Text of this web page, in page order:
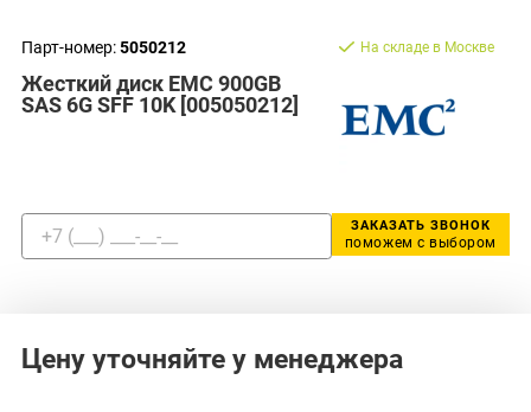
Парт-номер:5050212
Жесткий диск EMC 900GB
SAS 6G SFF 10K [005050212]
На складе в Москве
ЗАКАЗАТЬ ЗВОНОК
поможем с выбором
Цену уточняйте у менеджера